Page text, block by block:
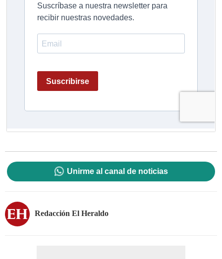
Unirme al canal de noticias
Redacción El Heraldo